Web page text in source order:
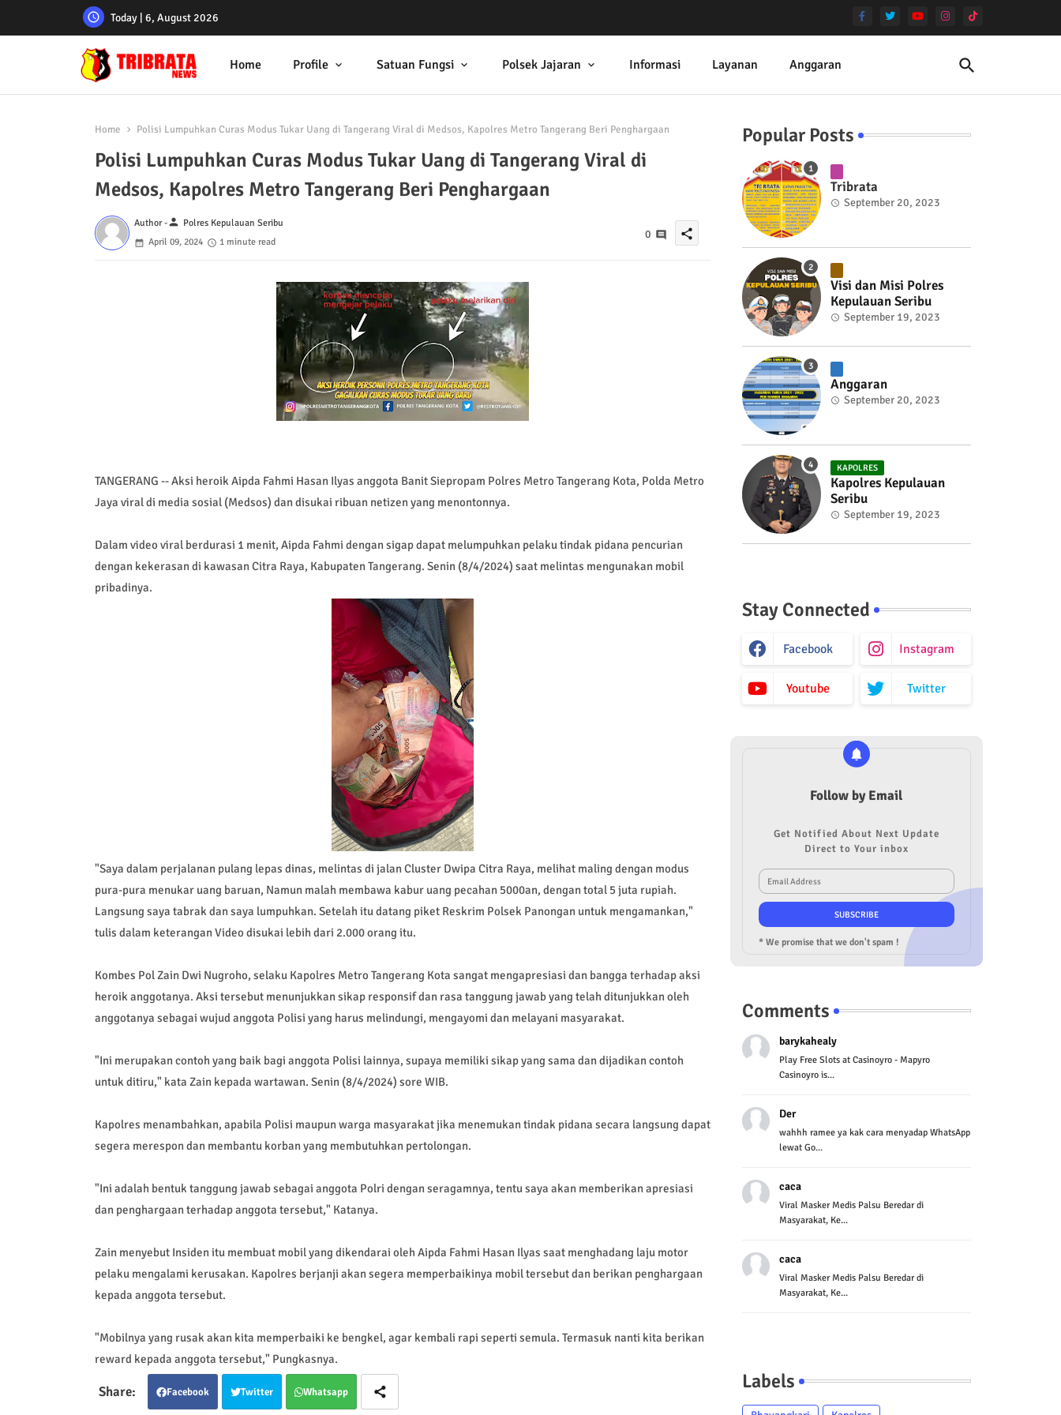
Today | 6, August 2026
Home Profile Satuan Fungsi Polsek Jajaran Informasi Layanan Anggaran
Home Polisi Lumpuhkan Curas Modus Tukar Uang di Tangerang Viral di Medsos, Kapolres Metro Tangerang Beri Penghargaan
Polisi Lumpuhkan Curas Modus Tukar Uang di Tangerang Viral di
Medsos, Kapolres Metro Tangerang Beri Penghargaan
Author -person Polres Kepulauan Seribu
April 09, 2024
1 minute read
0 share
TANGERANG -- Aksi heroik Aipda Fahmi Hasan Ilyas anggota Banit Siepropam Polres Metro Tangerang Kota, Polda Metro
Jaya viral di media sosial (Medsos) dan disukai ribuan netizen yang menontonnya.
Dalam video viral berdurasi 1 menit, Aipda Fahmi dengan sigap dapat melumpuhkan pelaku tindak pidana pencurian
dengan kekerasan di kawasan Citra Raya, Kabupaten Tangerang. Senin (8/4/2024) saat melintas mengunakan mobil
pribadinya.
"Saya dalam perjalanan pulang lepas dinas, melintas di jalan Cluster Dwipa Citra Raya, melihat maling dengan modus
pura-pura menukar uang baruan, Namun malah membawa kabur uang pecahan 5000an, dengan total 5 juta rupiah.
Langsung saya tabrak dan saya lumpuhkan. Setelah itu datang piket Reskrim Polsek Panongan untuk mengamankan,"
tulis dalam keterangan Video disukai lebih dari 2.000 orang itu.
Kombes Pol Zain Dwi Nugroho, selaku Kapolres Metro Tangerang Kota sangat mengapresiasi dan bangga terhadap aksi
heroik anggotanya. Aksi tersebut menunjukkan sikap responsif dan rasa tanggung jawab yang telah ditunjukkan oleh
anggotanya sebagai wujud anggota Polisi yang harus melindungi, mengayomi dan melayani masyarakat.
"Ini merupakan contoh yang baik bagi anggota Polisi lainnya, supaya memiliki sikap yang sama dan dijadikan contoh
untuk ditiru," kata Zain kepada wartawan. Senin (8/4/2024) sore WIB.
Kapolres menambahkan, apabila Polisi maupun warga masyarakat jika menemukan tindak pidana secara langsung dapat
segera merespon dan membantu korban yang membutuhkan pertolongan.
"Ini adalah bentuk tanggung jawab sebagai anggota Polri dengan seragamnya, tentu saya akan memberikan apresiasi
dan penghargaan terhadap anggota tersebut," Katanya.
Zain menyebut Insiden itu membuat mobil yang dikendarai oleh Aipda Fahmi Hasan Ilyas saat menghadang laju motor
pelaku mengalami kerusakan. Kapolres berjanji akan segera memperbaikinya mobil tersebut dan berikan penghargaan
kepada anggota tersebut.
"Mobilnya yang rusak akan kita memperbaiki ke bengkel, agar kembali rapi seperti semula. Termasuk nanti kita berikan
reward kepada anggota tersebut," Pungkasnya.
Facebook Twitter Whatsapp
Popular Posts
Tribrata
September 20, 2023
Visi dan Misi Polres
Kepulauan Seribu
September 19, 2023
Anggaran
September 20, 2023
KAPOLRES
Kapolres Kepulauan
Seribu
September 19, 2023
Stay Connected
Facebook Instagram
Youtube Twitter
Follow by Email
Get Notified About Next Update
Direct to Your inbox
* We promise that we don't spam !
Comments
barykahealy
Play Free Slots at Casinoyro - Mapyro
Casinoyro is...
Der
wahhh ramee ya kak cara menyadap WhatsApp
lewat Go...
caca
Viral Masker Medis Palsu Beredar di
Masyarakat, Ke...
caca
Viral Masker Medis Palsu Beredar di
Masyarakat, Ke...
Labels